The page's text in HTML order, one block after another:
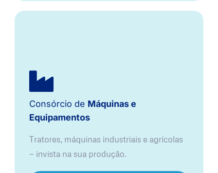
Consórcio de Máquinas e
Equipamentos
Tratores, máquinas industriais e agrícolas
— invista na sua produção.